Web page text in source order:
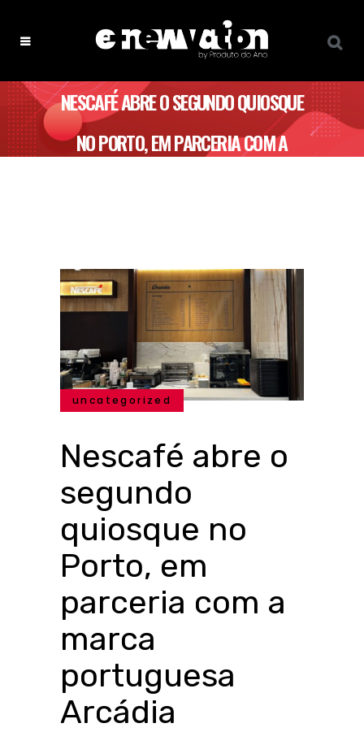
NESCAFÉ ABRE O SEGUNDO QUIOSQUE
NO PORTO, EM PARCERIA COM A
uncategorized
Nescafé abre o
segundo
quiosque no
Porto, em
parceria com a
marca
portuguesa
Arcádia